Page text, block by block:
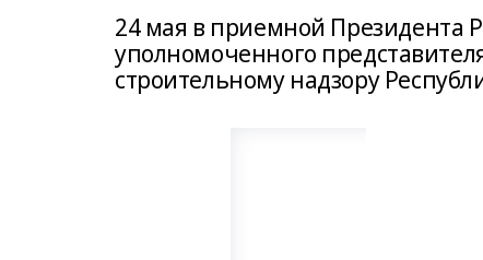
24 мая в приемной Президента
уполномоченного
строительному надзору